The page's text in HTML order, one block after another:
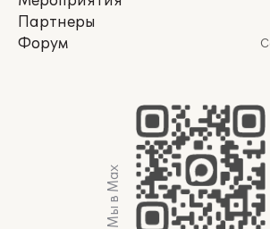
Партнеры
Форум
Мы в Max